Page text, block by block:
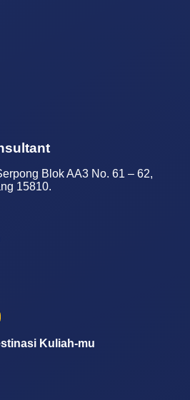
Blok AA3 No. 61 – 62,
15810.
Kuliah-mu